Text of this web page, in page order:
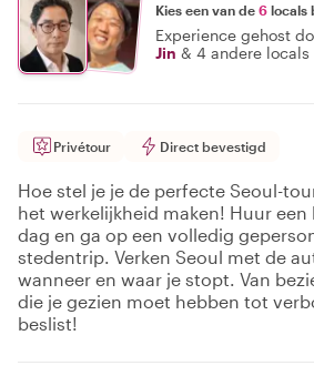
Kies een van de 6 locals
Experience gehost
Jin & 4 andere locals
Privétour Direct bevestigd
Hoe stel je je de perfecte Seoul-
het werkelijkheid maken! Huur een
dag en ga op een volledig
stedentrip. Verken Seoul met de
wanneer en waar je stopt. Van
die je gezien moet hebben tot
beslist!